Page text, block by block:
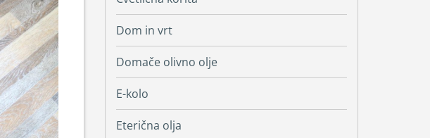
Dom in vrt
Domače olivno olje
E-kolo
Eterična olja